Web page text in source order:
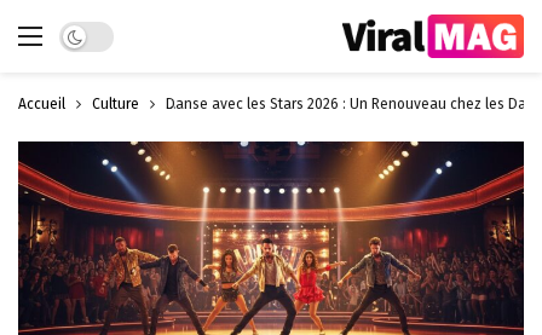
Dark mode
Accueil Culture Danse avec les Stars 2026 : Un Renouveau chez les